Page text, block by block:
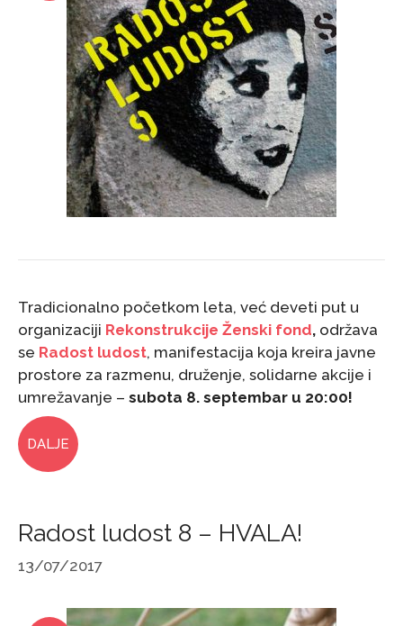
Tradicionalno početkom leta, već deveti put u
organizaciji Rekonstrukcije Ženski fond, održava
se Radost ludost, manifestacija koja kreira javne
prostore za razmenu, druženje, solidarne akcije i
umrežavanje – subota 8. septembar u 20:00!
DALJE
Radost ludost 8 – HVALA!
13/07/2017